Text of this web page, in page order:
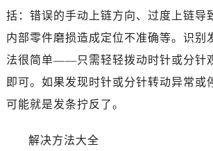
括：错误的手动上链方向、过度上链导
内部零件磨损造成定位不准确等。识别
法很简单——只需轻轻拨动时针或分针
即可。如果发现时针或分针转动异常或
可能就是发条拧反了。
解决方法大全